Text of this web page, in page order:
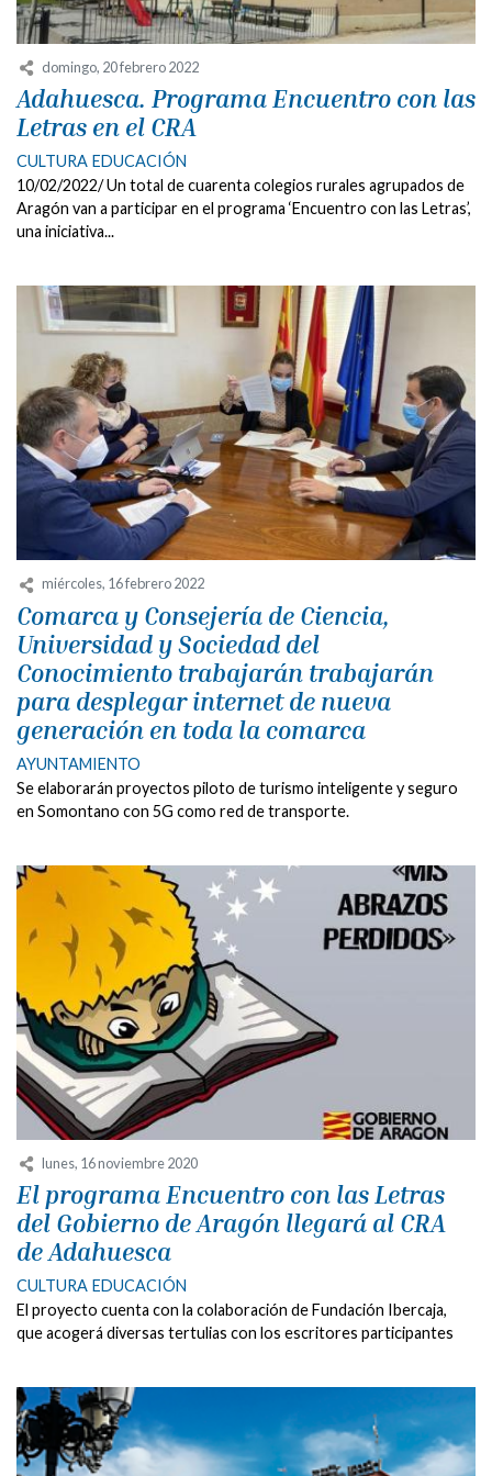
domingo, 20 febrero 2022
Adahuesca. Programa Encuentro con las
Letras en el CRA
CULTURA EDUCACIÓN
10/02/2022/ Un total de cuarenta colegios rurales agrupados de
Aragón van a participar en el programa ‘Encuentro con las Letras’,
una iniciativa...
miércoles, 16 febrero 2022
Comarca y Consejería de Ciencia,
Universidad y Sociedad del
Conocimiento trabajarán trabajarán
para desplegar internet de nueva
generación en toda la comarca
AYUNTAMIENTO
Se elaborarán proyectos piloto de turismo inteligente y seguro
en Somontano con 5G como red de transporte.
lunes, 16 noviembre 2020
El programa Encuentro con las Letras
del Gobierno de Aragón llegará al CRA
de Adahuesca
CULTURA EDUCACIÓN
El proyecto cuenta con la colaboración de Fundación Ibercaja,
que acogerá diversas tertulias con los escritores participantes